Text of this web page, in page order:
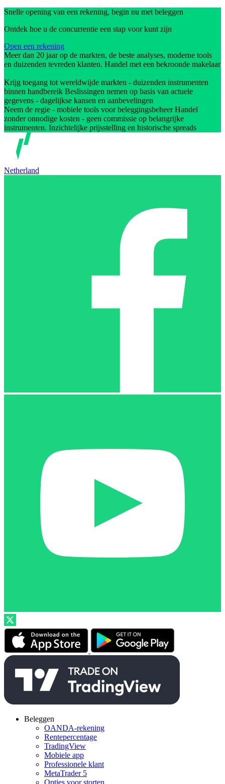
Snelle opening van een rekening, begin nu met beleggen
Ontdek hoe u de concurrentie een stap voor kunt zijn
Open een rekening
Meer dan 20 jaar op de markten, de beste analyses, moderne tools
en duizenden tevreden klanten. Handel met een bekroonde makelaar
Krijg toegang tot wereldwijde markten - duizenden instrumenten
binnen handbereik Beslissingen nemen op basis van actuele
gegevens - dagelijkse kansen en aanbevelingen
Neem de regie - mobiele tools voor beleggingsbeheer Handel
zonder onnodige kosten - geen commissie op belangrijke
instrumenten. Inzichtelijke prijsstelling en historische spreads
Netherland
Beleggen
OANDA-rekening
Rentepercentage
TradingView
Mobiele app
Professionele klant
MetaTrader 5
Opties voor storten